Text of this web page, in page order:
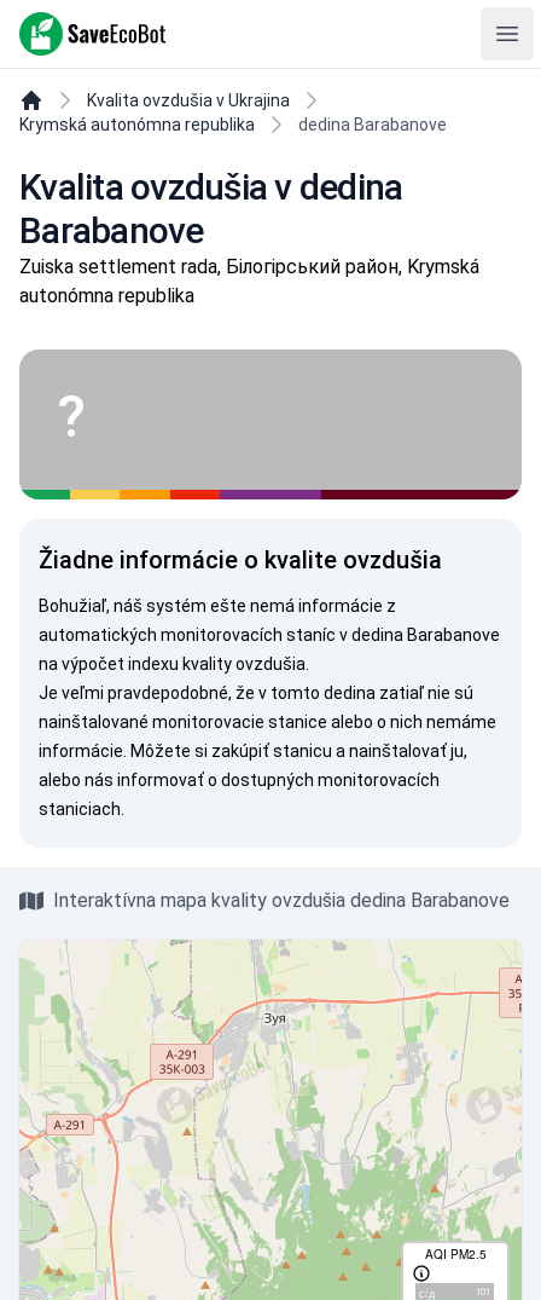
SaveEcoBot
Kvalita ovzdušia v Ukrajina
Krymská autonómna republika
dedina Barabanove
Kvalita ovzdušia v dedina
Barabanove
Zuiska settlement rada, Білогірський район, Krymská
autonómna republika
?
Žiadne informácie o kvalite ovzdušia
Bohužiaľ, náš systém ešte nemá informácie z
automatických monitorovacích staníc v dedina Barabanove
na výpočet indexu kvality ovzdušia.
Je veľmi pravdepodobné, že v tomto dedina zatiaľ nie sú
nainštalované monitorovacie stanice alebo o nich nemáme
informácie. Môžete si zakúpiť stanicu a nainštalovať ju,
alebo nás informovaťo dostupných monitorovacích
staniciach.
Interaktívna mapa kvality ovzdušia dedina Barabanove
Krym je Ukrajina!
AQI PM2.5
с/д 101